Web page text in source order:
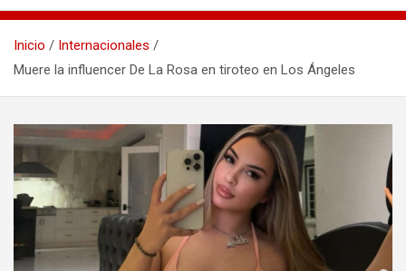
Inicio
Internacionales
Muere la influencer De La Rosa en tiroteo en Los Ángeles